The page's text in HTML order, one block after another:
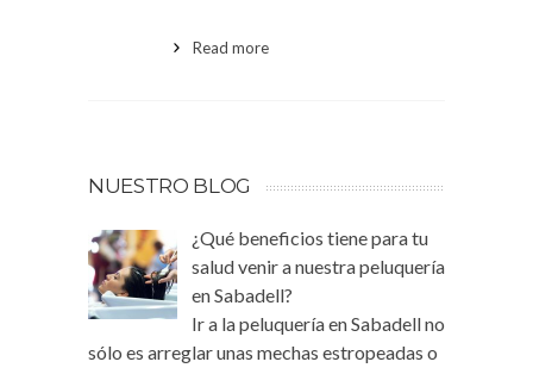
Read more
NUESTRO BLOG
¿Qué beneficios tiene para tu
salud venir a nuestra peluquería
en Sabadell?
Ir a la peluquería en Sabadell no
sólo es arreglar unas mechas estropeadas o